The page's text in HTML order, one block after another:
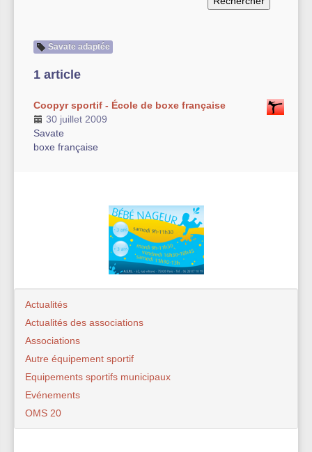
Savate adaptée
1 article
Coopyr sportif - École de boxe française
30 juillet 2009
Savate
boxe française
Actualités
Actualités des associations
Associations
Autre équipement sportif
Equipements sportifs municipaux
Evénements
OMS 20